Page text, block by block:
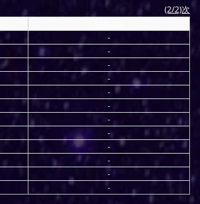
(2/2)次
-
-
-
-
-
-
-
-
-
-
-
-